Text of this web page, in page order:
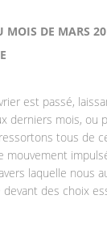
MOIS DE MARS
est passé,
derniers mois, ou
tous de
mouvement
laquelle nous
des choix